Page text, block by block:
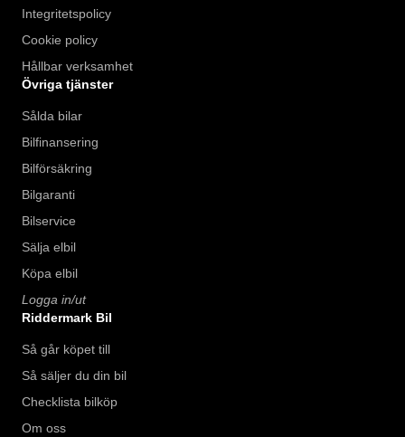
Integritetspolicy
Cookie policy
Hållbar verksamhet
Övriga tjänster
Sålda bilar
Bilfinansering
Bilförsäkring
Bilgaranti
Bilservice
Sälja elbil
Köpa elbil
Logga in/ut
Riddermark Bil
Så går köpet till
Så säljer du din bil
Checklista bilköp
Om oss